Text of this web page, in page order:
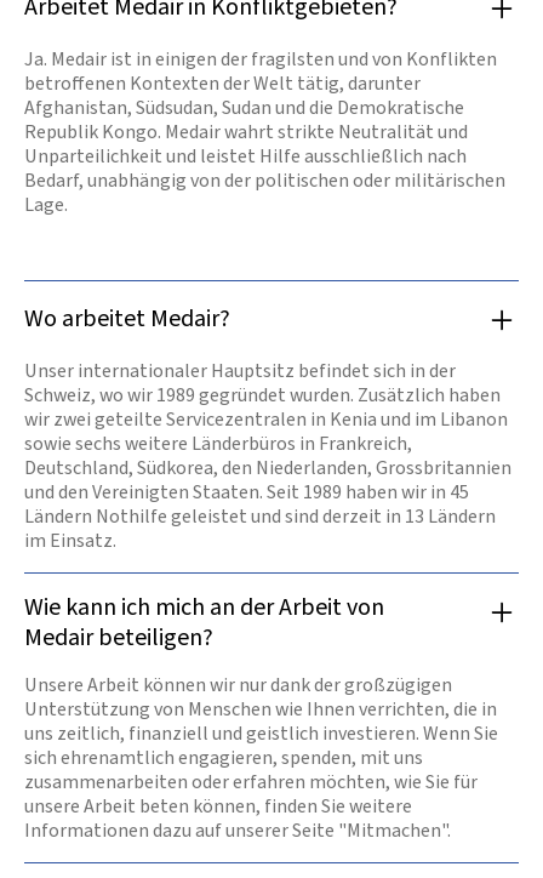
Arbeitet Medair in Konfliktgebieten?
Ja. Medair ist in einigen der fragilsten und von Konflikten
betroffenen Kontexten der Welt tätig, darunter
Afghanistan, Südsudan, Sudan und die Demokratische
Republik Kongo. Medair wahrt strikte Neutralität und
Unparteilichkeit und leistet Hilfe ausschließlich nach
Bedarf, unabhängig von der politischen oder militärischen
Lage.
Wo arbeitet Medair?
Unser internationaler Hauptsitz befindet sich in der
Schweiz, wo wir 1989 gegründet wurden. Zusätzlich haben
wir zwei geteilte Servicezentralen in Kenia und im Libanon
sowie sechs weitere Länderbüros in Frankreich,
Deutschland, Südkorea, den Niederlanden, Grossbritannien
und den Vereinigten Staaten. Seit 1989 haben wir in 45
Ländern Nothilfe geleistet und sind derzeit in 13 Ländern
im Einsatz.
Wie kann ich mich an der Arbeit von
Medair beteiligen?
Unsere Arbeit können wir nur dank der großzügigen
Unterstützung von Menschen wie Ihnen verrichten, die in
uns zeitlich, finanziell und geistlich investieren. Wenn Sie
sich ehrenamtlich engagieren, spenden, mit uns
zusammenarbeiten oder erfahren möchten, wie Sie für
unsere Arbeit beten können, finden Sie weitere
Informationen dazu auf unserer Seite "Mitmachen".